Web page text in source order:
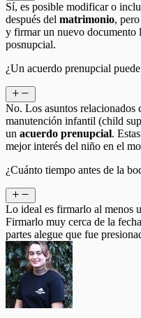
Sí, es posible modificar o
después del matrimonio,
y firmar un nuevo documento
posnupcial.
¿Un acuerdo prenupcial
No. Los asuntos relacionados
manutención infantil (child
un acuerdo prenupcial.
mejor interés del niño en el
¿Cuánto tiempo antes de la
Lo ideal es firmarlo al menos
Firmarlo muy cerca de la
partes alegue que fue